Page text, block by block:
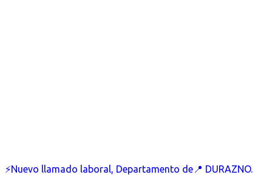
⚡Nuevo llamado laboral, Departamento de📍 DURAZNO.